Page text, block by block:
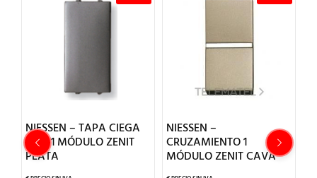
NIESSEN – TAPA CIEGA
CON 1 MÓDULO ZENIT
PLATA
NIESSEN –
CRUZAMIENTO 1
MÓDULO ZENIT CAVA